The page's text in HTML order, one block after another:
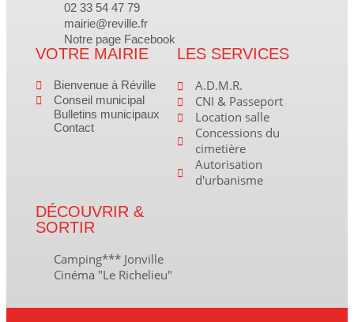
02 33 54 47 79
mairie@reville.fr
Notre page Facebook
VOTRE MAIRIE
Bienvenue à Réville
Conseil municipal
Bulletins municipaux
Contact
LES SERVICES
A.D.M.R.
CNI & Passeport
Location salle
Concessions du
cimetière
Autorisation
d'urbanisme
DÉCOUVRIR &
SORTIR
Camping*** Jonville
Cinéma "Le Richelieu"